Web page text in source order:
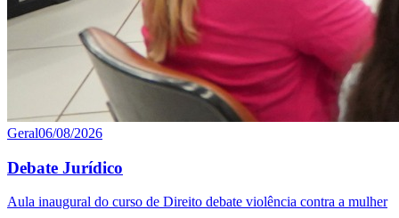
Geral06/08/2026
Debate Jurídico
Aula inaugural do curso de Direito debate violência contra a mulher